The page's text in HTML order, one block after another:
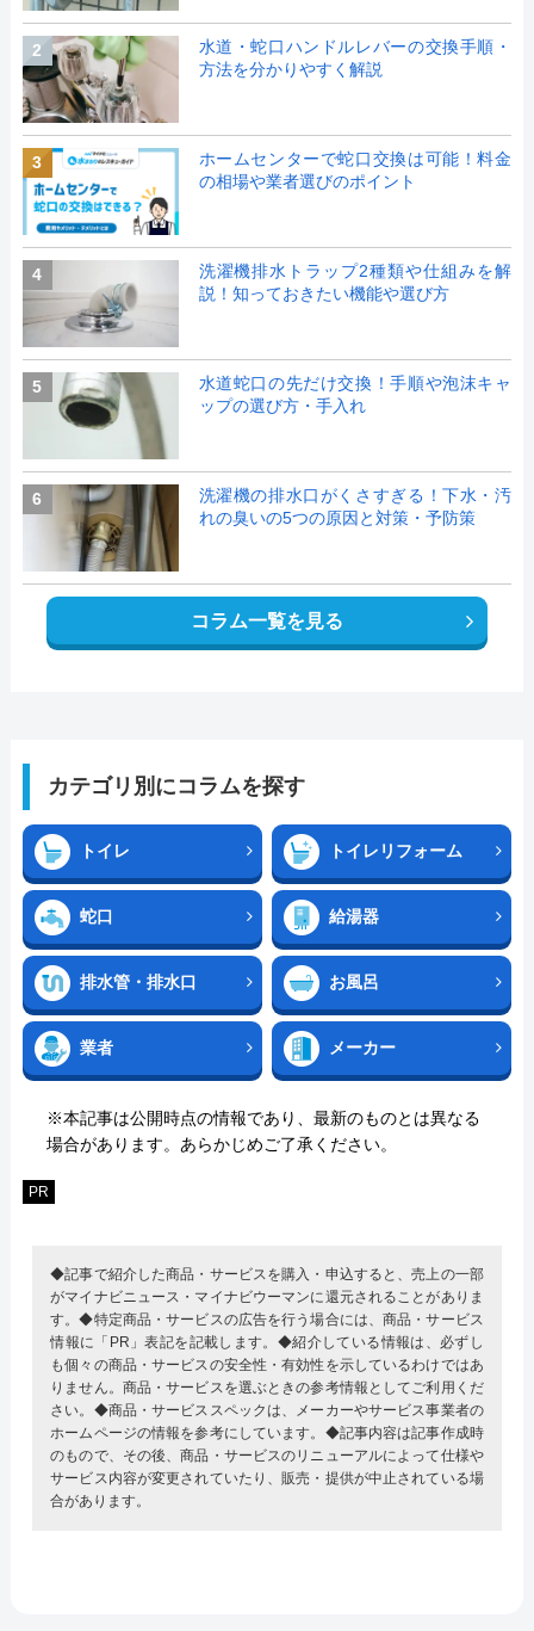
2
水道・蛇口ハンドルレバーの交換手順・
方法を分かりやすく解説
3
ホームセンターで蛇口交換は可能！料金
の相場や業者選びのポイント
4
洗濯機排水トラップ2種類や仕組みを解
説！知っておきたい機能や選び方
5
水道蛇口の先だけ交換！手順や泡沫キャ
ップの選び方・手入れ
6
洗濯機の排水口がくさすぎる！下水・汚
れの臭いの5つの原因と対策・予防策
コラム一覧を見る
カテゴリ別にコラムを探す
トイレ トイレリフォーム
蛇口 給湯器
排水管・排水口 お風呂
業者 メーカー
※本記事は公開時点の情報であり、最新のものとは異なる
場合があります。あらかじめご了承ください。
PR
◆記事で紹介した商品・サービスを購入・申込すると、売上の一部
がマイナビニュース・マイナビウーマンに還元されることがありま
す。◆特定商品・サービスの広告を行う場合には、商品・サービス
情報に「PR」表記を記載します。◆紹介している情報は、必ずし
も個々の商品・サービスの安全性・有効性を示しているわけではあ
りません。商品・サービスを選ぶときの参考情報としてご利用くだ
さい。◆商品・サービススペックは、メーカーやサービス事業者の
ホームページの情報を参考にしています。◆記事内容は記事作成時
のもので、その後、商品・サービスのリニューアルによって仕様や
サービス内容が変更されていたり、販売・提供が中止されている場
合があります。